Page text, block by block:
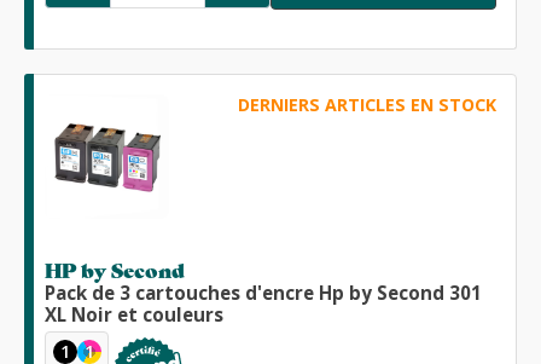
DERNIERS ARTICLES EN STOCK
HP by Second
Pack de 3 cartouches d'encre Hp by Second 301
XL Noir et couleurs
1 1